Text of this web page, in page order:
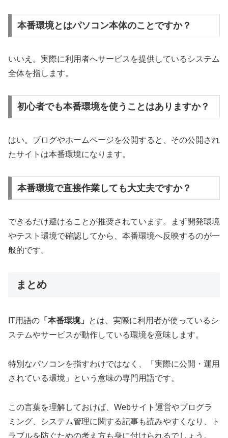
本番環境とはパソコン本体のことですか？
いいえ。実際に利用者へサービスを提供しているシステム
全体を指します。
初心者でも本番環境を使うことはありますか？
はい。ブログやホームページを公開すると、その公開され
たサイトは本番環境になります。
本番環境で直接作業しても大丈夫ですか？
できるだけ避けることが推奨されています。まず開発環境
やテスト環境で確認してから、本番環境へ反映するのが一
般的です。
まとめ
IT用語の 「本番環境」
とは、実際に利用者が使っているシ
ステムやサービスが動作している環境を意味します。
特別なパソコンを指すわけではなく、「実際に公開・運用
されている環境」という意味の専門用語です。
この言葉を理解しておけば、Webサイト運営やプログラ
ミング、システム管理に関する記事も読みやすくなり、ト
ラブルを防ぐための考え方も身に付けられるでしょう。